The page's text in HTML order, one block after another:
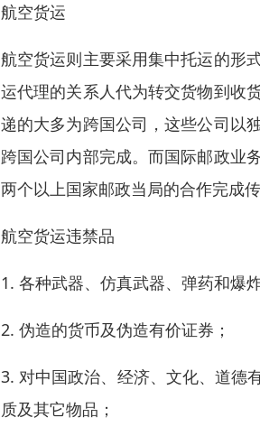
航空货运
航空货运则主要采用集中托运的形
运代理的关系人代为转交货物到收
递的大多为跨国公司，这些公司以
跨国公司内部完成。而国际邮政业
两个以上国家邮政当局的合作完成传
航空货运违禁品
1. 各种武器、仿真武器、弹药和爆
2. 伪造的货币及伪造有价证券；
3. 对中国政治、经济、文化、道德
质及其它物品；